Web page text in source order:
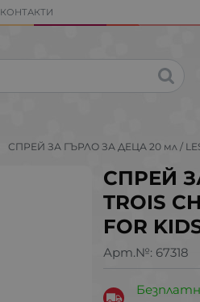
КОНТАКТИ
СПРЕЙ ЗА ГЪРЛО ЗА ДЕЦА 20 мл / LES
СПРЕЙ
TROIS
FOR
Арт.№: 67318